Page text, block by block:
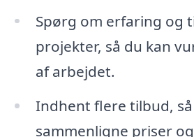
Spørg om erfaring og
projekter, så du kan
af arbejdet.
Indhent flere tilbud,
sammenligne priser